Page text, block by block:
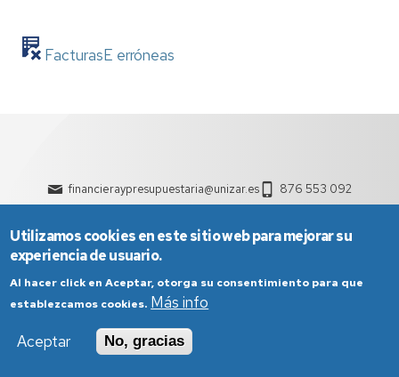
FacturasE erróneas
financieraypresupuestaria@unizar.es 876 553 092
Política de Privacidad
Utilizamos cookies en este sitio web para mejorar su
experiencia de usuario.
Al hacer click en Aceptar, otorga su consentimiento para que
establezcamos cookies. Más info
Aceptar
No, gracias